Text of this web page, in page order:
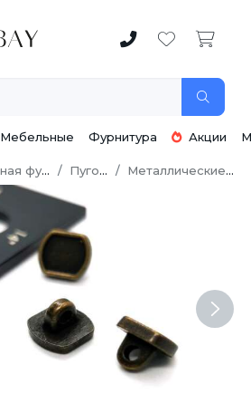
Мебельные Фурнитура Акции
Пуговицы Металлические пуговицы
Next